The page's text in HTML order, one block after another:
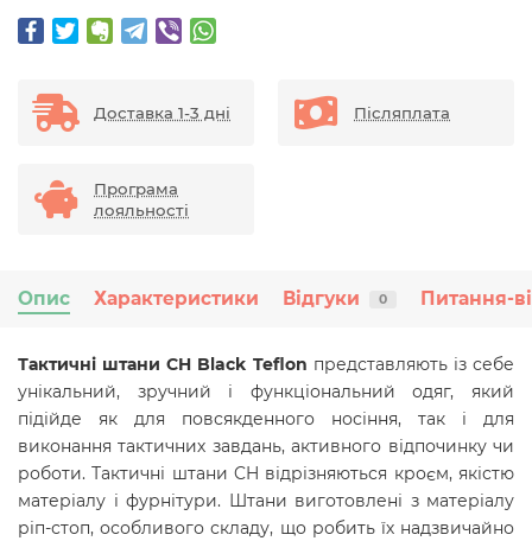
Доставка 1-3 дні Післяплата
Програма
лояльності
Опис Характеристики Відгуки 0 Питання-
Тактичні штани CH Black Teflon представляють із себе
унікальний, зручний і функціональний одяг, який
підійде як для повсякденного носіння, так і для
виконання тактичних завдань, активного відпочинку чи
роботи. Тактичні штани CH відрізняються кроєм, якістю
матеріалу і фурнітури. Штани виготовлені з матеріалу
ріп-стоп, особливого складу, що робить їх надзвичайно